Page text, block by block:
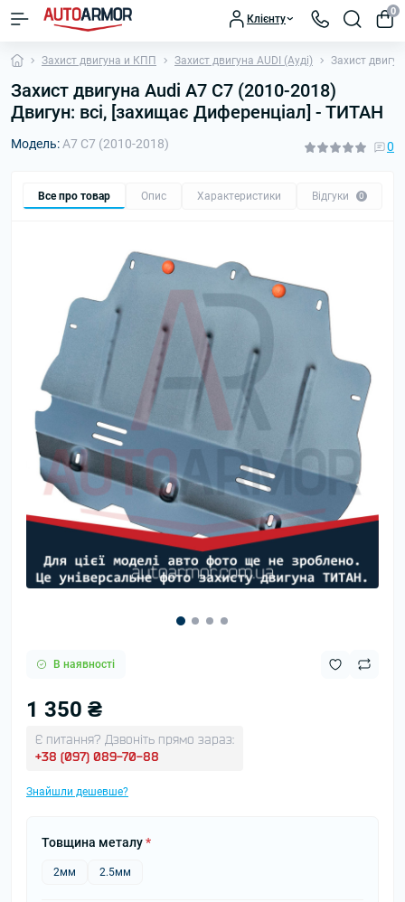
Клієнту
0
Захист двигуна и КПП Захист двигуна AUDI (Ауді) Захист
Захист двигуна Audi A7 C7 (2010-2018)
Двигун: всі, [захищає Диференціал] - ТИТАН
Модель: A7 C7 (2010-2018) 0
Все про товар Опис Характеристики Відгуки 0
В наявності
1 350 ₴
Є питання? Дзвоніть прямо зараз:
+38 (097) 089-70-88
Знайшли дешевше?
Товщина металу*
2мм 2.5мм